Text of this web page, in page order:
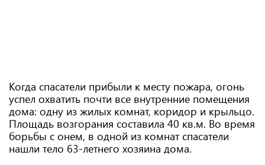
Когда спасатели прибыли к месту пожара, огонь
успел охватить почти все внутренние помещения
дома: одну из жилых комнат, коридор и крыльцо.
Площадь возгорания составила 40 кв.м. Во время
борьбы с онем, в одной из комнат спасатели
нашли тело 63-летнего хозяина дома.